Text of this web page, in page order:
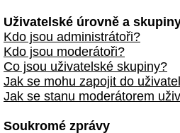
Uživatelské úrovně a
Kdo jsou administrátoři?
Kdo jsou moderátoři?
Co jsou uživatelské skupiny?
Jak se mohu zapojit do
Jak se stanu moderátorem
Soukromé zprávy